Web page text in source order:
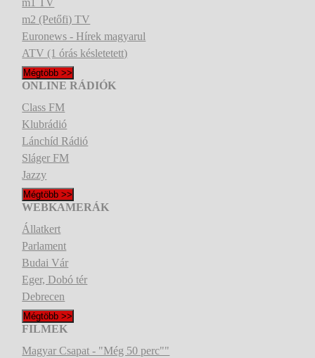
m1 TV
m2 (Petőfi) TV
Euronews - Hírek magyarul
ATV (1 órás késletetett)
Mégtöbb >>
ONLINE RÁDIÓK
Class FM
Klubrádió
Lánchíd Rádió
Sláger FM
Jazzy
Mégtöbb >>
WEBKAMERÁK
Állatkert
Parlament
Budai Vár
Eger, Dobó tér
Debrecen
Mégtöbb >>
FILMEK
Magyar Csapat - "Még 50 perc""